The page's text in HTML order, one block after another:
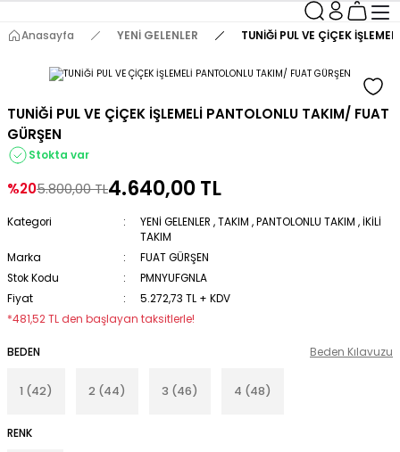
Anasayfa YENİ GELENLER TUNİĞİ PUL VE ÇİÇEK
TUNİĞİ PUL VE ÇİÇEK İŞLEMELİ PANTOLONLU TAKIM/ FUAT
GÜRŞEN
Stokta var
%205.800,00 TL4.640,00 TL
Kategori YENİ GELENLER ,TAKIM ,PANTOLONLU TAKIM , İKİLİ
TAKIM
Marka
FUAT GÜRŞEN
Stok Kodu
PMNYUFGNLA
Fiyat
5.272,73 TL + KDV
*481,52 TL den başlayan taksitlerle!
BEDEN
1 (42) 2 (44) 3 (46) 4 (48)
RENK
Beden Kılavuzu